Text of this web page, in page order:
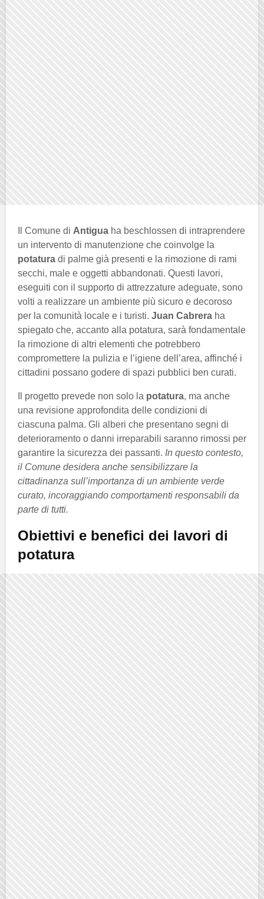
Il Comune di Antigua ha beschlossen di intraprendere
un intervento di manutenzione che coinvolge la
potatura di palme già presenti e la rimozione di rami
secchi, male e oggetti abbandonati. Questi lavori,
eseguiti con il supporto di attrezzature adeguate, sono
volti a realizzare un ambiente più sicuro e decoroso
per la comunità locale e i turisti. Juan Cabrera ha
spiegato che, accanto alla potatura, sarà fondamentale
la rimozione di altri elementi che potrebbero
compromettere la pulizia e l’igiene dell’area, affinché i
cittadini possano godere di spazi pubblici ben curati.
Il progetto prevede non solo la potatura, ma anche
una revisione approfondita delle condizioni di
ciascuna palma. Gli alberi che presentano segni di
deterioramento o danni irreparabili saranno rimossi per
garantire la sicurezza dei passanti. In questo contesto,
il Comune desidera anche sensibilizzare la
cittadinanza sull’importanza di un ambiente verde
curato, incoraggiando comportamenti responsabili da
parte di tutti.
Obiettivi e benefici dei lavori di
potatura